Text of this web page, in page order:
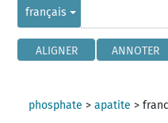
français
ALIGNER ANNOTER
phosphate >apatite >